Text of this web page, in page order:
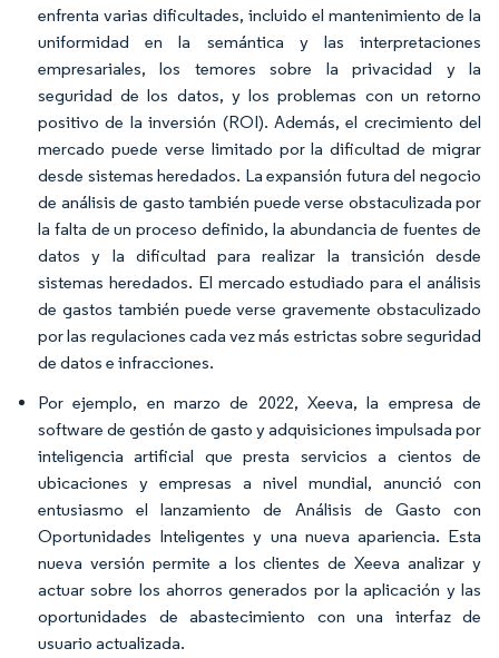
enfrenta varias dificultades, incluido el mantenimiento de la
uniformidad en la semántica y las interpretaciones
empresariales, los temores sobre la privacidad y la
seguridad de los datos, y los problemas con un retorno
positivo de la inversión (ROI). Además, el crecimiento del
mercado puede verse limitado por la dificultad de migrar
desde sistemas heredados. La expansión futura del negocio
de análisis de gasto también puede verse obstaculizada por
la falta de un proceso definido, la abundancia de fuentes de
datos y la dificultad para realizar la transición desde
sistemas heredados. El mercado estudiado para el análisis
de gastos también puede verse gravemente obstaculizado
por las regulaciones cada vez más estrictas sobre seguridad
de datos e infracciones.
Por ejemplo, en marzo de 2022, Xeeva, la empresa de
software de gestión de gasto y adquisiciones impulsada por
inteligencia artificial que presta servicios a cientos de
ubicaciones y empresas a nivel mundial, anunció con
entusiasmo el lanzamiento de Análisis de Gasto con
Oportunidades Inteligentes y una nueva apariencia. Esta
nueva versión permite a los clientes de Xeeva analizar y
actuar sobre los ahorros generados por la aplicación y las
oportunidades de abastecimiento con una interfaz de
usuario actualizada.